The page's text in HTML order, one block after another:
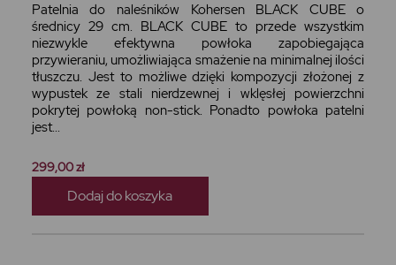
Patelnia do naleśników Kohersen BLACK CUBE o
średnicy 29 cm. BLACK CUBE to przede wszystkim
niezwykle efektywna powłoka zapobiegająca
przywieraniu, umożliwiająca smażenie na minimalnej ilości
tłuszczu. Jest to możliwe dzięki kompozycji złożonej z
wypustek ze stali nierdzewnej i wklęsłej powierzchni
pokrytej powłoką non-stick. Ponadto powłoka patelni
jest...
299,00 zł
Dodaj do koszyka